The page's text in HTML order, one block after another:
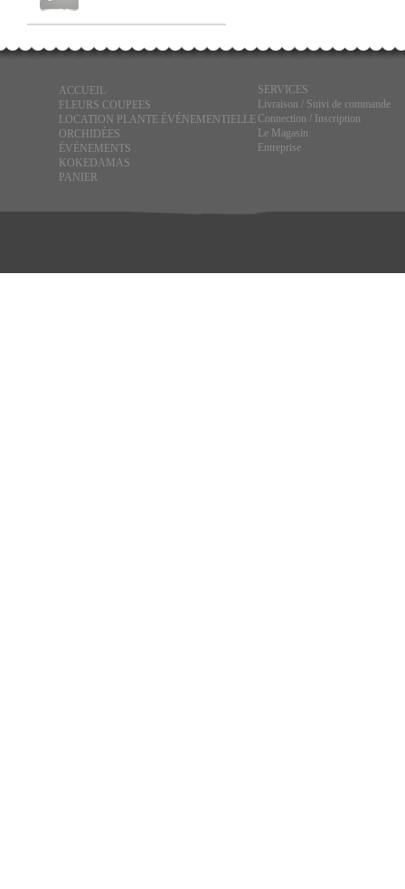
ACCUEIL
FLEURS COUPEES
LOCATION PLANTE ÉVÉNEMENTIELLE
ORCHIDÉES
ÉVÉNEMENTS
KOKEDAMAS
PANIER
SERVICES
Livraison / Suivi de commande
Connection / Inscription
Le Magasin
Entreprise